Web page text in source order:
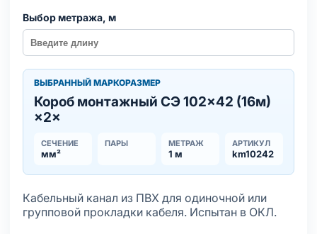
Выбор метража, м
ВЫБРАННЫЙ МАРКОРАЗМЕР
Короб монтажный СЭ 102×42 (16м)
×2×
СЕЧЕНИЕ
мм²
ПАРЫ МЕТРАЖ
1 м
АРТИКУЛ
km10242
Кабельный канал из ПВХ для одиночной или
групповой прокладки кабеля. Испытан в ОКЛ.